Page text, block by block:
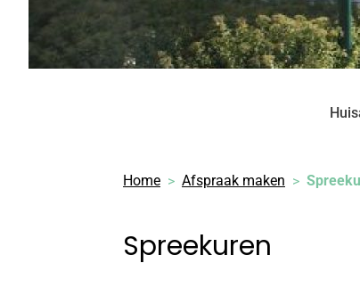
Home Afspraak maken
Spreekuren